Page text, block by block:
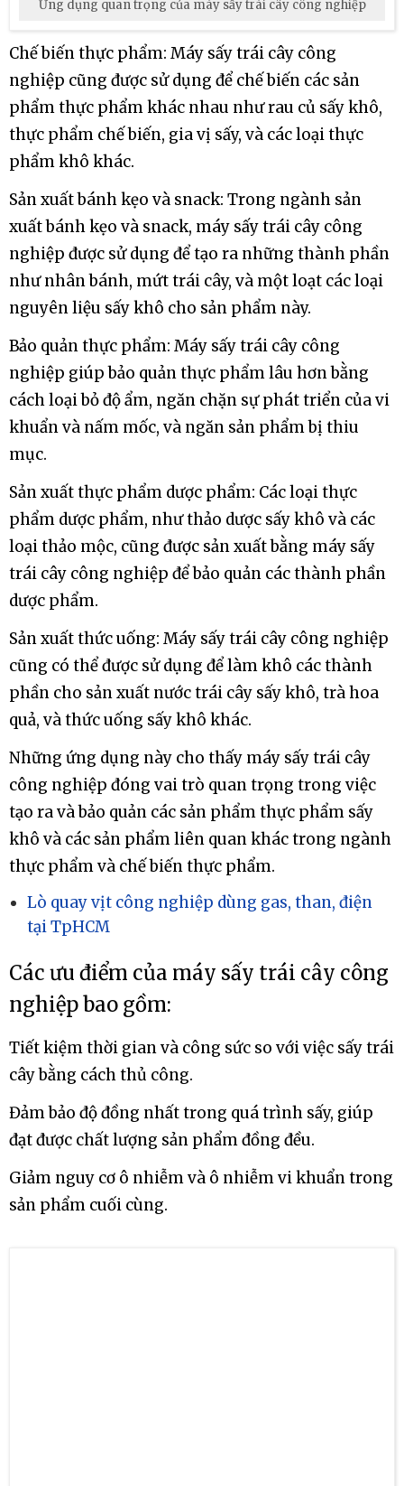
Chế biến thực phẩm: Máy sấy trái cây công
nghiệp cũng được sử dụng để chế biến các sản
phẩm thực phẩm khác nhau như rau củ sấy khô,
thực phẩm chế biến, gia vị sấy, và các loại thực
phẩm khô khác.
Sản xuất bánh kẹo và snack: Trong ngành sản
xuất bánh kẹo và snack, máy sấy trái cây công
nghiệp được sử dụng để tạo ra những thành phần
như nhân bánh, mứt trái cây, và một loạt các loại
nguyên liệu sấy khô cho sản phẩm này.
Bảo quản thực phẩm: Máy sấy trái cây công
nghiệp giúp bảo quản thực phẩm lâu hơn bằng
cách loại bỏ độ ẩm, ngăn chặn sự phát triển của vi
khuẩn và nấm mốc, và ngăn sản phẩm bị thiu
mục.
Sản xuất thực phẩm dược phẩm: Các loại thực
phẩm dược phẩm, như thảo dược sấy khô và các
loại thảo mộc, cũng được sản xuất bằng máy sấy
trái cây công nghiệp để bảo quản các thành phần
dược phẩm.
Sản xuất thức uống: Máy sấy trái cây công nghiệp
cũng có thể được sử dụng để làm khô các thành
phần cho sản xuất nước trái cây sấy khô, trà hoa
quả, và thức uống sấy khô khác.
Những ứng dụng này cho thấy máy sấy trái cây
công nghiệp đóng vai trò quan trọng trong việc
tạo ra và bảo quản các sản phẩm thực phẩm sấy
khô và các sản phẩm liên quan khác trong ngành
thực phẩm và chế biến thực phẩm.
Lò quay vịt công nghiệp dùng gas, than, điện
tại TpHCM
Các ưu điểm của máy sấy trái cây công
nghiệp bao gồm:
Tiết kiệm thời gian và công sức so với việc sấy trái
cây bằng cách thủ công.
Đảm bảo độ đồng nhất trong quá trình sấy, giúp
đạt được chất lượng sản phẩm đồng đều.
Giảm nguy cơ ô nhiễm và ô nhiễm vi khuẩn trong